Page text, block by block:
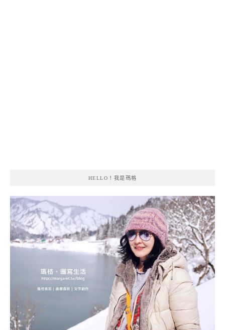
HELLO！我是瑪格